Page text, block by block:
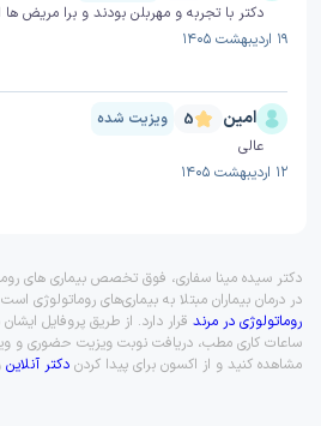
دکتر با تجربه و مهربلن بودند و برا مریض ها
۱۹ اردیبهشت ۱۴۰۵
امین 5 ویزیت شده
عالی
۱۲ اردیبهشت ۱۴۰۵
دکتر سیده مینا سفاری، فوق تخصص بیماری های
در درمان بیماران مبتلا به بیماری‌های روماتولوژی
روماتولوژی در مرند قرار دارد. از طریق پروفایل
ساعات کاری مطب، دریافت نوبت ویزیت حضوری و
مشاهده کنید و از اکسون برای پیدا کردن دکتر آنلاین